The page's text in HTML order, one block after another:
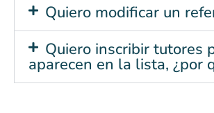
Quiero modificar un
Quiero inscribir tutores
aparecen en la lista, ¿por